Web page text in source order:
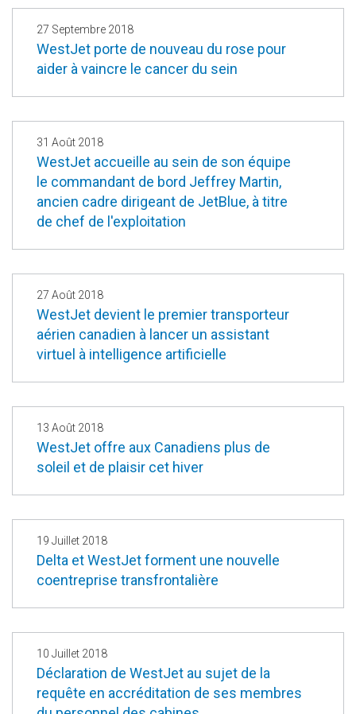
27 Septembre 2018
WestJet porte de nouveau du rose pour
aider à vaincre le cancer du sein
31 Août 2018
WestJet accueille au sein de son équipe
le commandant de bord Jeffrey Martin,
ancien cadre dirigeant de JetBlue, à titre
de chef de l'exploitation
27 Août 2018
WestJet devient le premier transporteur
aérien canadien à lancer un assistant
virtuel à intelligence artificielle
13 Août 2018
WestJet offre aux Canadiens plus de
soleil et de plaisir cet hiver
19 Juillet 2018
Delta et WestJet forment une nouvelle
coentreprise transfrontalière
10 Juillet 2018
Déclaration de WestJet au sujet de la
requête en accréditation de ses membres